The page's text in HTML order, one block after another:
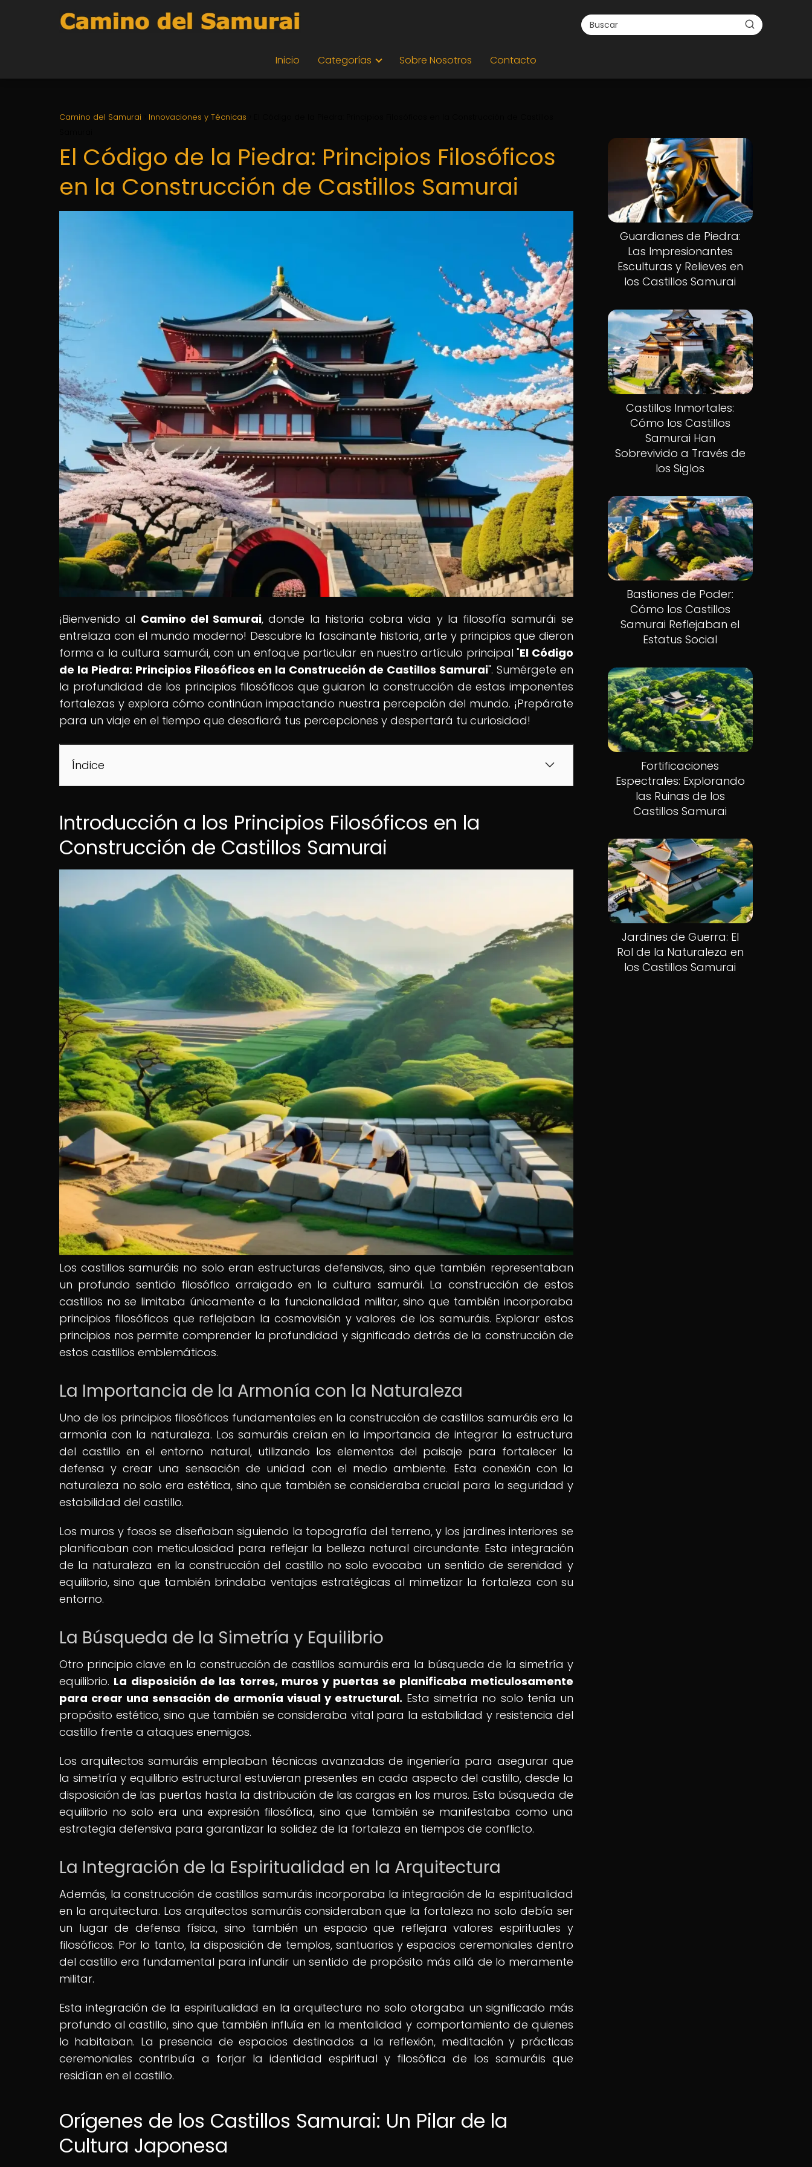
Inicio Categorías Sobre Nosotros Contacto
Camino del Samurai Innovaciones y Técnicas
El Código de la Piedra: Principios Filosóficos
en la Construcción de Castillos Samurai
¡Bienvenido al Camino del Samurai, donde la historia cobra vida y la filosofía samurái se
entrelaza con el mundo moderno! Descubre la fascinante historia, arte y principios que dieron
forma a la cultura samurái, con un enfoque particular en nuestro artículo principal "El Código
de la Piedra: Principios Filosóficos en la Construcción de Castillos Samurai". Sumérgete en
la profundidad de los principios filosóficos que guiaron la construcción de estas imponentes
fortalezas y explora cómo continúan impactando nuestra percepción del mundo. ¡Prepárate
para un viaje en el tiempo que desafiará tus percepciones y despertará tu curiosidad!
Índice
Introducción a los Principios Filosóficos en la
Construcción de Castillos Samurai
Los castillos samuráis no solo eran estructuras defensivas, sino que también representaban
un profundo sentido filosófico arraigado en la cultura samurái. La construcción de estos
castillos no se limitaba únicamente a la funcionalidad militar, sino que también incorporaba
principios filosóficos que reflejaban la cosmovisión y valores de los samuráis. Explorar estos
principios nos permite comprender la profundidad y significado detrás de la construcción de
estos castillos emblemáticos.
La Importancia de la Armonía con la Naturaleza
Uno de los principios filosóficos fundamentales en la construcción de castillos samuráis era la
armonía con la naturaleza. Los samuráis creían en la importancia de integrar la estructura
del castillo en el entorno natural, utilizando los elementos del paisaje para fortalecer la
defensa y crear una sensación de unidad con el medio ambiente. Esta conexión con la
naturaleza no solo era estética, sino que también se consideraba crucial para la seguridad y
estabilidad del castillo.
Los muros y fosos se diseñaban siguiendo la topografía del terreno, y los jardines interiores se
planificaban con meticulosidad para reflejar la belleza natural circundante. Esta integración
de la naturaleza en la construcción del castillo no solo evocaba un sentido de serenidad y
equilibrio, sino que también brindaba ventajas estratégicas al mimetizar la fortaleza con su
entorno.
La Búsqueda de la Simetría y Equilibrio
Otro principio clave en la construcción de castillos samuráis era la búsqueda de la simetría y
equilibrio. La disposición de las torres, muros y puertas se planificaba meticulosamente
para crear una sensación de armonía visual y estructural. Esta simetría no solo tenía un
propósito estético, sino que también se consideraba vital para la estabilidad y resistencia del
castillo frente a ataques enemigos.
Los arquitectos samuráis empleaban técnicas avanzadas de ingeniería para asegurar que
la simetría y equilibrio estructural estuvieran presentes en cada aspecto del castillo, desde la
disposición de las puertas hasta la distribución de las cargas en los muros. Esta búsqueda de
equilibrio no solo era una expresión filosófica, sino que también se manifestaba como una
estrategia defensiva para garantizar la solidez de la fortaleza en tiempos de conflicto.
La Integración de la Espiritualidad en la Arquitectura
Además, la construcción de castillos samuráis incorporaba la integración de la espiritualidad
en la arquitectura. Los arquitectos samuráis consideraban que la fortaleza no solo debía ser
un lugar de defensa física, sino también un espacio que reflejara valores espirituales y
filosóficos. Por lo tanto, la disposición de templos, santuarios y espacios ceremoniales dentro
del castillo era fundamental para infundir un sentido de propósito más allá de lo meramente
militar.
Esta integración de la espiritualidad en la arquitectura no solo otorgaba un significado más
profundo al castillo, sino que también influía en la mentalidad y comportamiento de quienes
lo habitaban. La presencia de espacios destinados a la reflexión, meditación y prácticas
ceremoniales contribuía a forjar la identidad espiritual y filosófica de los samuráis que
residían en el castillo.
Orígenes de los Castillos Samurai: Un Pilar de la
Cultura Japonesa
Guardianes de Piedra:
Las Impresionantes
Esculturas y Relieves en
los Castillos Samurai
Castillos Inmortales:
Cómo los Castillos
Samurai Han
Sobrevivido a Través de
los Siglos
Bastiones de Poder:
Cómo los Castillos
Samurai Reflejaban el
Estatus Social
Fortificaciones
Espectrales: Explorando
las Ruinas de los
Castillos Samurai
Jardines de Guerra: El
Rol de la Naturaleza en
los Castillos Samurai